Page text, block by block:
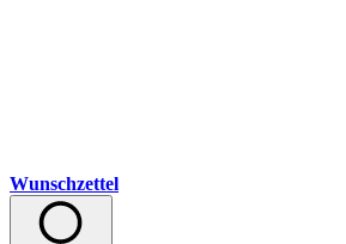
Wunschzettel